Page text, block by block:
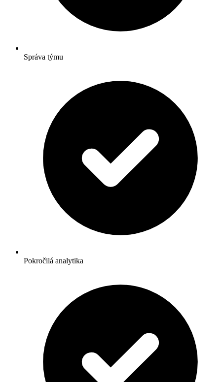
Správa týmu
Pokročilá analytika